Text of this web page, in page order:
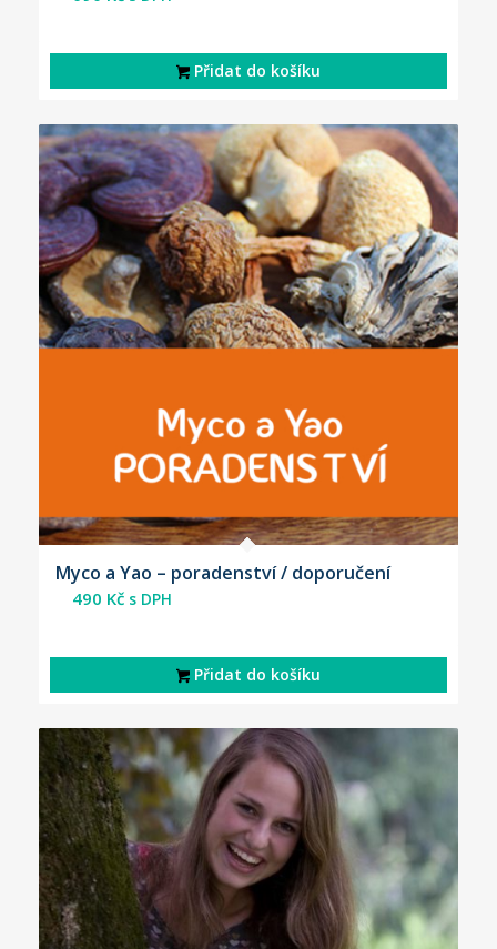
Přidat do košíku
Myco a Yao – poradenství / doporučení
490 Kč s DPH
Přidat do košíku